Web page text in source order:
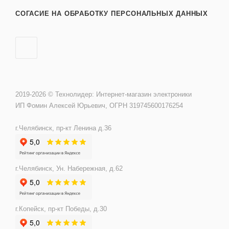
СОГАСИЕ НА ОБРАБОТКУ ПЕРСОНАЛЬНЫХ ДАННЫХ
2019-2026 © Технолидер: Интернет-магазин электроники
ИП Фомин Алексей Юрьевич, ОГРН 319745600176254
г.Челябинск, пр-кт Ленина д.36
г.Челябинск, Ун. Набережная, д.62
г.Копейск, пр-кт Победы, д.30